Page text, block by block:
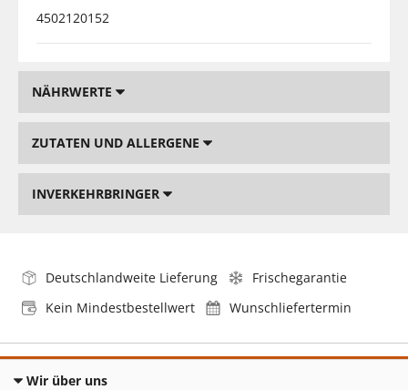
4502120152
NÄHRWERTE
ZUTATEN UND ALLERGENE
INVERKEHRBRINGER
Deutschlandweite Lieferung
Frischegarantie
Kein Mindestbestellwert
Wunschliefertermin
Wir über uns